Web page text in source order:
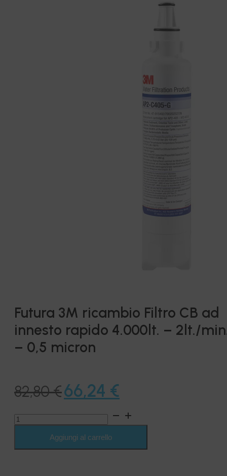
Futura 3M ricambio Filtro CB ad
innesto rapido 4.000lt. – 2lt./
– 0,5 micron
82,80€Il
originale
era:
66,24 €
prezzo
attuale
è:
Futura
3M
CB
Aggiungi al carrello